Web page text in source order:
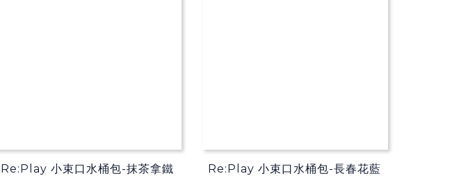
Re:Play 小束口水桶包-抹茶拿鐵 Re:Play 小束口水桶包-長春花藍